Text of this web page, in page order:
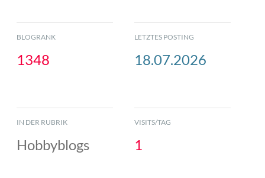
BLOGRANK
1348
LETZTES POSTING
18.07.2026
IN DER RUBRIK
Hobbyblogs
VISITS/TAG
1